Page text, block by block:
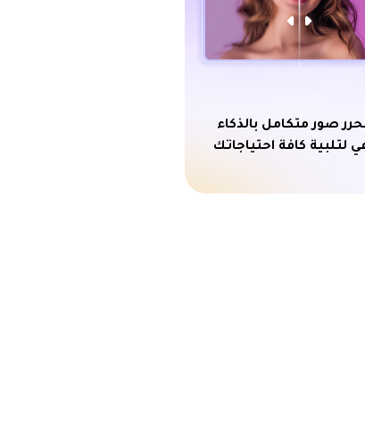
صور متكامل بالذكاء
لتلبية كافة احتياجاتك